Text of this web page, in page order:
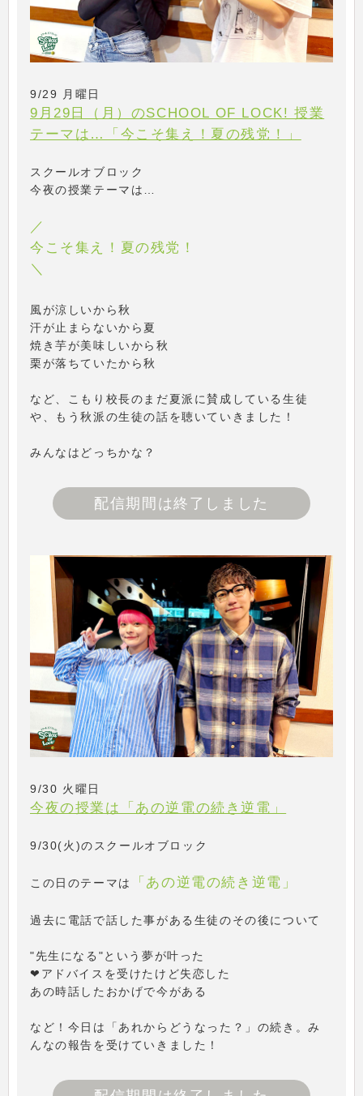
9/29 月曜日
9月29日（月）のSCHOOL OF LOCK! 授業
テーマは…「今こそ集え！夏の残党！」
スクールオブロック
今夜の授業テーマは…
／
今こそ集え！夏の残党！
＼
風が涼しいから秋
汗が止まらないから夏
焼き芋が美味しいから秋
栗が落ちていたから秋
など、こもり校長のまだ夏派に賛成している生徒
や、もう秋派の生徒の話を聴いていきました！
みんなはどっちかな？
配信期間は終了しました
9/30 火曜日
今夜の授業は「あの逆電の続き逆電」
9/30(火)のスクールオブロック
この日のテーマは 「あの逆電の続き逆電」
過去に電話で話した事がある生徒のその後について
"先生になる"という夢が叶った
❤アドバイスを受けたけど失恋した
あの時話したおかげで今がある
など！今日は「あれからどうなった？」の続き。み
んなの報告を受けていきました！